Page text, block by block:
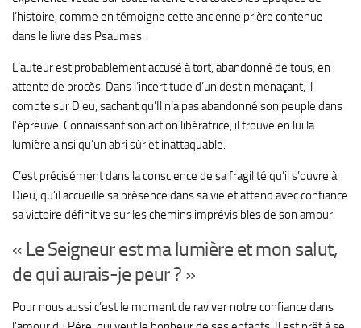
l’histoire, comme en témoigne cette ancienne prière contenue
dans le livre des Psaumes.
L’auteur est probablement accusé à tort, abandonné de tous, en
attente de procès. Dans l’incertitude d’un destin menaçant, il
compte sur Dieu, sachant qu’Il n’a pas abandonné son peuple dans
l’épreuve. Connaissant son action libératrice, il trouve en lui la
lumière ainsi qu’un abri sûr et inattaquable.
C’est précisément dans la conscience de sa fragilité qu’il s’ouvre à
Dieu, qu’il accueille sa présence dans sa vie et attend avec confiance
sa victoire définitive sur les chemins imprévisibles de son amour.
« Le Seigneur est ma lumière et mon salut,
de qui aurais-je peur ? »
Pour nous aussi c’est le moment de raviver notre confiance dans